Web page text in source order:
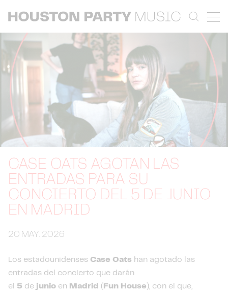
CASE OATS AGOTAN LAS
ENTRADAS PARA SU
CONCIERTO DEL 5 DE JUNIO
EN MADRID
20 MAY. 2026
Los estadounidenses Case Oats han agotado las
entradas del concierto que darán
el 5 de junio en Madrid ( Fun House ), con el que,